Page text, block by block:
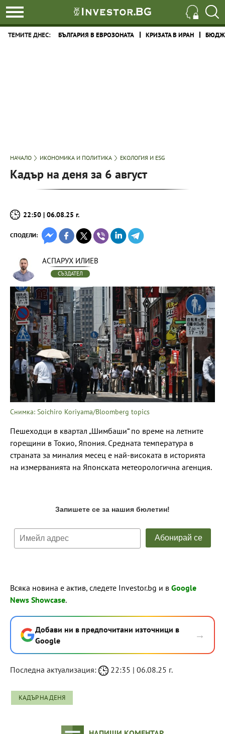
ТЕМИТЕ ДНЕС: БЪЛГАРИЯ В ЕВРОЗОНАТА КРИЗАТА В ИРАН
НАЧАЛО ИКОНОМИКА И ПОЛИТИКА ЕКОЛОГИЯ И ESG
Кадър на деня за 6 август
22:50 | 06.08.25 г.
СПОДЕЛИ:
АСПАРУХ ИЛИЕВ
СЪЗДАТЕЛ
Снимка: Soichiro Koriyama/Bloomberg topics
Пешеходци в квартал „Шимбаши“ по време на летните
горещини в Токио, Япония. Средната температура в
страната за миналия месец е най-високата в историята
на измерванията на Японската метеорологична агенция.
Всяка новина е актив, следете Investor.bg и в Google
News Showcase.
Добави ни в предпочитани източници в
Google
→
Последна актуализация: 22:35 | 06.08.25 г.
КАДЪР НА ДЕНЯ